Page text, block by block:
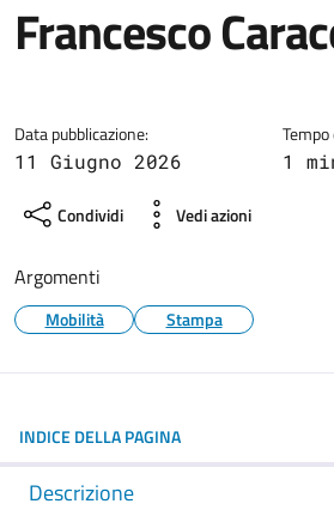
Francesco
Data pubblicazione:
11 Giugno 2026
1
Condividi Vedi azioni
Argomenti
Mobilità Stampa
INDICE DELLA PAGINA
Descrizione